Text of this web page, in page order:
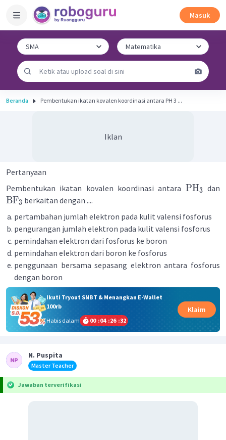
Masuk
Beranda Pembentukan ikatan kovalen koordinasi antara PH 3 ...
Iklan
Pertanyaan
Pembentukan ikatan kovalen koordinasi antara PH3 dan
BF3 berkaitan dengan ....
pertambahan jumlah elektron pada kulit valensi fosforus
pengurangan jumlah elektron pada kulit valensi fosforus
pemindahan elektron dari fosforus ke boron
pemindahan elektron dari boron ke fosforus
penggunaan bersama sepasang elektron antara fosforus
dengan boron
Ikuti Tryout SNBT & Menangkan E-Wallet
100rb
Habis dalam
00 :04 :26 :32
Klaim
N. Puspita
Master Teacher
Jawaban terverifikasi